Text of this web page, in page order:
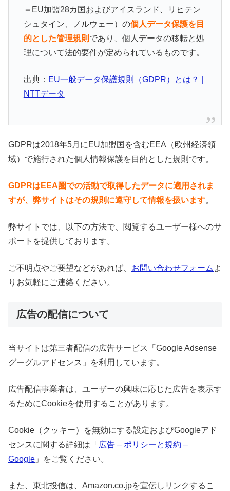
＝EU加盟28カ国およびアイスランド、リヒテン
シュタイン、ノルウェー）の個人データ保護を目
的とした管理規則 であり、個人データの移転と処
理について法的要件が定められているものです。
出典： EU一般データ保護規則（GDPR）とは？ |
NTTデータ
GDPRは2018年5月にEU加盟国を含むEEA（欧州経済領
域）で施行された個人情報保護を目的とした規則です。
GDPRはEEA圏での活動で取得したデータに適用されま
すが、弊サイトはその規則に遵守して情報を扱います。
弊サイトでは、以下の方法で、閲覧するユーザー様へのサ
ポートを提供しております。
ご不明点やご要望などがあれば、 お問い合わせフォームよ
りお気軽にご連絡ください。
広告の配信について
当サイトは第三者配信の広告サービス「Google Adsense
グーグルアドセンス」を利用しています。
広告配信事業者は、ユーザーの興味に応じた広告を表示す
るためにCookieを使用することがあります。
Cookie（クッキー）を無効にする設定およびGoogleアド
センスに関する詳細は「 広告 – ポリシーと規約 –
Google 」をご覧ください。
また、東北投信は、Amazon.co.jpを宣伝しリンクするこ